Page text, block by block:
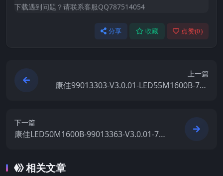
下载遇到问题？请联系客服QQ787514054
分享 收藏 点赞(0)
上一篇
康佳99013303-V3.0.01-LED55M1600B-720
下一篇
康佳LED50M1600B-99013363-V3.0.01-720
相关文章